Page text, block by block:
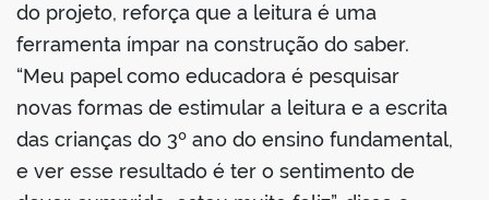
do projeto, reforça que a leitura é uma
ferramenta ímpar na construção do saber.
“Meu papel como educadora é pesquisar
novas formas de estimular a leitura e a escrita
das crianças do 3º ano do ensino fundamental,
e ver esse resultado é ter o sentimento de